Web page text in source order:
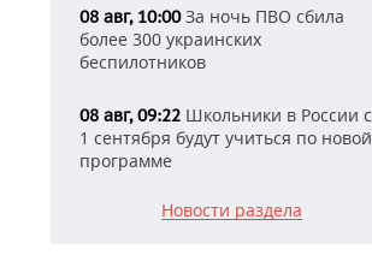
08 авг, 10:00За ночь ПВО сбила
более 300 украинских
беспилотников
08 авг, 09:22 Школьники в России с
1 сентября будут учиться по новой
программе
Новости раздела